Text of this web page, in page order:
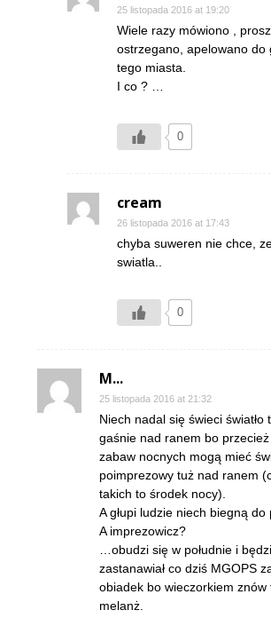
25 listopada 2016 at 19:20
Wiele razy mówiono ,
ostrzegano, apelowano do
tego miasta.
I co ? …
0
cream
26 listopada 2016 at 17:43
chyba suweren nie chce,
swiatla..
0
M...
25 listopada 2016 at 21:32
Niech nadal się świeci światło
gaśnie nad ranem bo
zabaw nocnych mogą mieć
poimprezowy tuż nad ranem
takich to środek nocy).
A głupi ludzie niech biegną do
A imprezowicz?
…obudzi się w południe i
zastanawiał co dziś MGOPS
obiadek bo wieczorkiem znów
melanż.